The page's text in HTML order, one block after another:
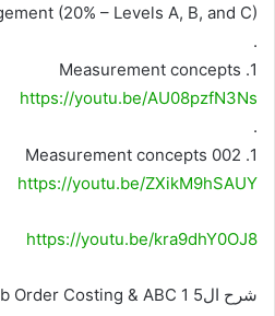
(20% – Levels A, B, and C)
.
1. Measurement concepts
https://youtu.be/AU08pzfN3Ns
.
1. Measurement concepts 002
https://youtu.be/ZXikM9hSAUY
https://youtu.be/kra9dhY0OJ8
شرح ال5 1 Job Order Costing & ABC